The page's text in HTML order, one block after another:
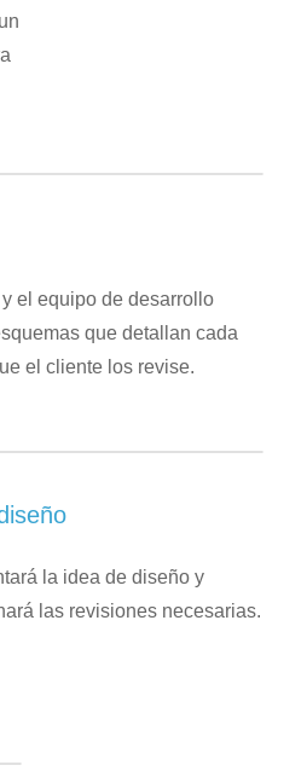
el equipo de desarrollo
que detallan cada
el cliente los revise.
la idea de diseño y
las revisiones necesarias.